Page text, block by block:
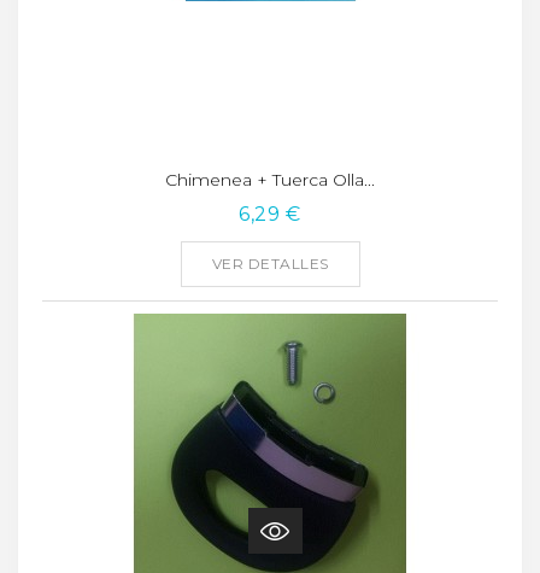
Chimenea + Tuerca Olla...
6,29 €
VER DETALLES